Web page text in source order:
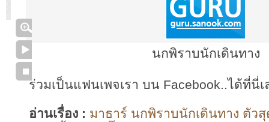
นกพิราบนักเดินทาง
ร่วมเป็นแฟนเพจเรา บน Facebook..ได้ที่นี่เ
อ่านเรื่อง : มาธาร์ นกพิราบนักเดินทาง ตัว